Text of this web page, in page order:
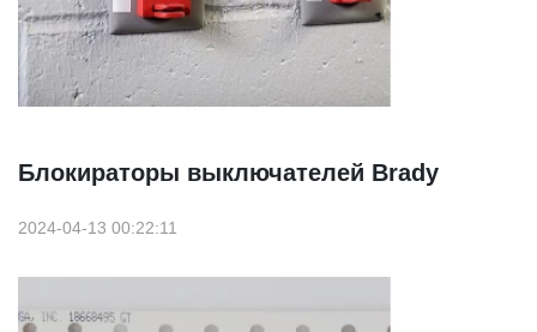
Блокираторы выключателей Brady
2024-04-13 00:22:11